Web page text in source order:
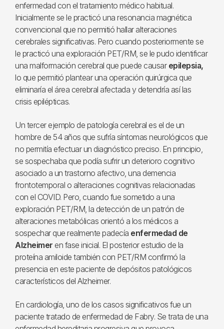
enfermedad con el tratamiento médico habitual.
Inicialmente se le practicó una resonancia magnética
convencional que no permitió hallar alteraciones
cerebrales significativas. Pero cuando posteriormente se
le practicó una exploración PET/RM, se le pudo identificar
una malformación cerebral que puede causar epilepsia,
lo que permitió plantear una operación quirúrgica que
eliminaría el área cerebral afectada y detendría así las
crisis epilépticas.
Un tercer ejemplo de patología cerebral es el de un
hombre de 54 años que sufría síntomas neurológicos que
no permitía efectuar un diagnóstico preciso. En principio,
se sospechaba que podía sufrir un deterioro cognitivo
asociado a un trastorno afectivo, una demencia
frontotemporal o alteraciones cognitivas relacionadas
con el COVID. Pero, cuando fue sometido a una
exploración PET/RM, la detección de un patrón de
alteraciones metabólicas orientó a los médicos a
sospechar que realmente padecía enfermedad de
Alzheimer en fase inicial. El posterior estudio de la
proteína amiloide también con PET/RM confirmó la
presencia en este paciente de depósitos patológicos
característicos del Alzheimer.
En cardiología, uno de los casos significativos fue un
paciente tratado de enfermedad de Fabry. Se trata de una